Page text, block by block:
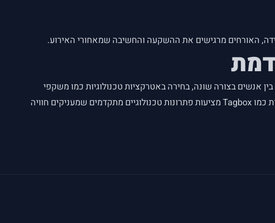
האורחים מרגישים את ההשקעה והחשיבה שמאחורי האירוע.
אנשים בצורה שונה, בחירה באטרקציות טכנולוגיות כמו משקפי
מציאות מדומה או עמדות אינטראקטיביות יכולה להיות שינוי מרענן ולהביא את האירוע לרמה אחרת. חברות כמו Tagbox מציעות פתרונות טכנולוגיים מתקדמים שמעניקים חוויה